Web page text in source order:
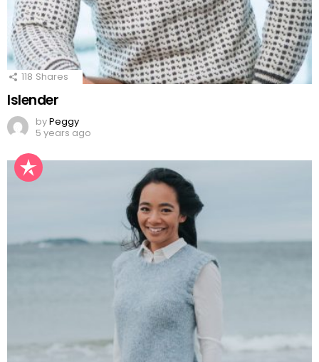
118 Shares
Islender
byPeggy
5 years ago